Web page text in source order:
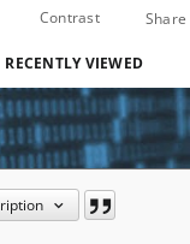
Contrast Share
RECENTLY VIEWED